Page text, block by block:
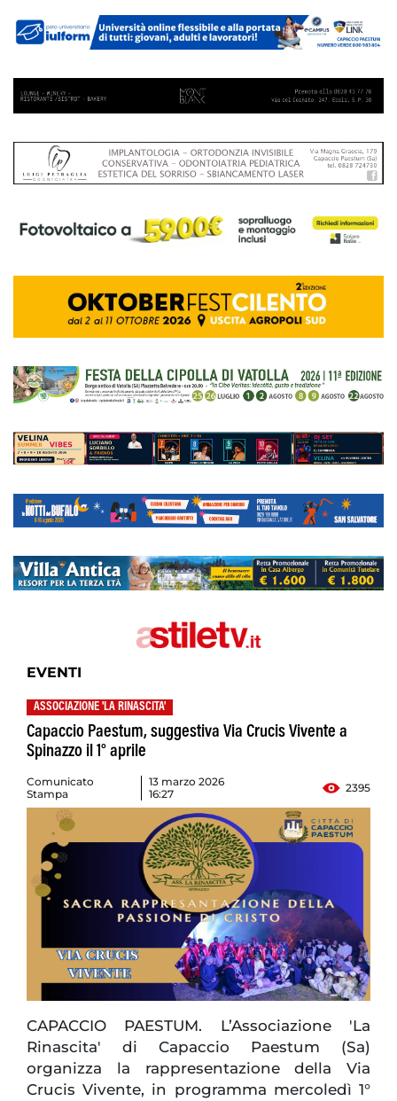
EVENTI
ASSOCIAZIONE 'LA RINASCITA'
Capaccio Paestum, suggestiva Via Crucis Vivente a
Spinazzo il 1° aprile
Comunicato
Stampa
13 marzo 2026
16:27
2395
CAPACCIO PAESTUM. L’Associazione 'La
Rinascita' di Capaccio Paestum (Sa)
organizza la rappresentazione della Via
Crucis Vivente, in programma mercoledì 1°